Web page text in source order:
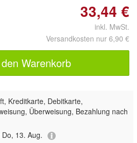
33,44 €
inkl. MwSt.
Versandkosten nur 6,90 €
Warenkorb
Kreditkarte, Debitkarte,
Überweisung, Bezahlung nach
13. Aug.